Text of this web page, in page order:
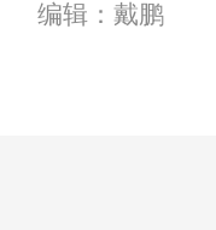
编辑：戴鹏